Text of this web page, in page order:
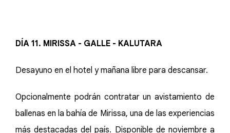
DÍA 11. MIRISSA - GALLE - KALUTARA
Desayuno en el hotel y mañana libre para descansar.
Opcionalmente podrán contratar un avistamiento de
ballenas en la bahía de Mirissa, una de las experiencias
más destacadas del país. Disponible de noviembre a